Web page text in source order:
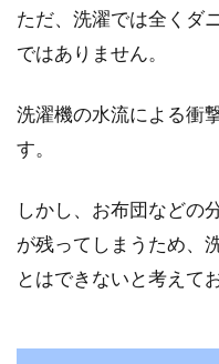
マン
トレ
日本
フス
ただ、洗濯では全くダ
ではありません。
洗濯機の水流による衝
す。
しかし、お布団などの
が残ってしまうため、
とはできないと考えて